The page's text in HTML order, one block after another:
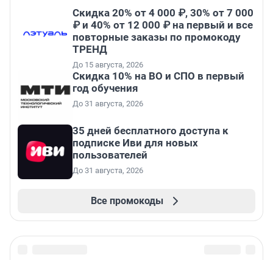
Скидка 20% от 4 000 ₽, 30% от 7 000
₽ и 40% от 12 000 ₽ на первый и все
повторные заказы по промокоду
ТРЕНД
До 15 августа, 2026
Скидка 10% на ВО и СПО в первый
год обучения
До 31 августа, 2026
35 дней бесплатного доступа к
подписке Иви для новых
пользователей
До 31 августа, 2026
Все промокоды